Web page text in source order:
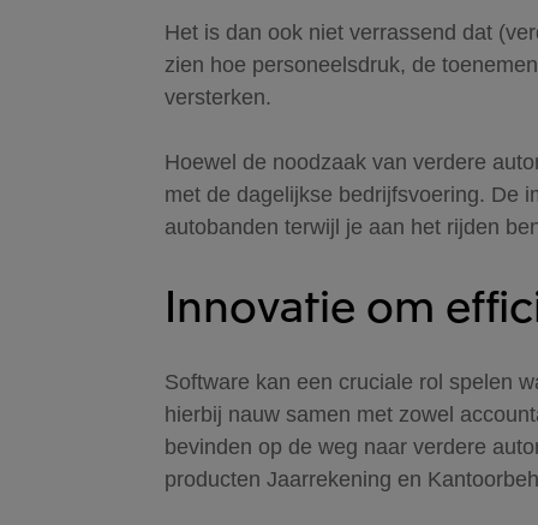
Het is dan ook niet verrassend dat
zien hoe personeelsdruk, de
versterken.
Hoewel de noodzaak van verdere
met de dagelijkse bedrijfsvoering. De
autobanden terwijl je aan het rijden
Innovatie om
Software kan een cruciale rol spelen
hierbij nauw samen met zowel
bevinden op de weg naar verdere
producten Jaarrekening en